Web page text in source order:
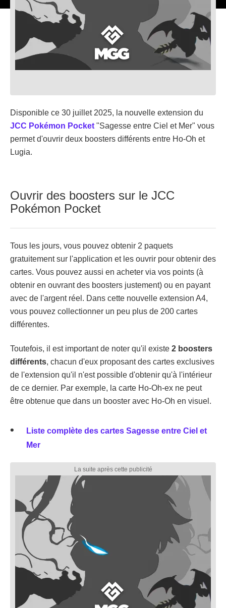
Disponible ce 30 juillet 2025, la nouvelle extension du
JCC Pokémon Pocket "Sagesse entre Ciel et Mer" vous
permet d'ouvrir deux boosters différents entre Ho-Oh et
Lugia.
Ouvrir des boosters sur le JCC
Pokémon Pocket
Tous les jours, vous pouvez obtenir 2 paquets
gratuitement sur l'application et les ouvrir pour obtenir des
cartes. Vous pouvez aussi en acheter via vos points (à
obtenir en ouvrant des boosters justement) ou en payant
avec de l'argent réel. Dans cette nouvelle extension A4,
vous pouvez collectionner un peu plus de 200 cartes
différentes.
Toutefois, il est important de noter qu'il existe 2 boosters
différents, chacun d'eux proposant des cartes exclusives
de l'extension qu'il n'est possible d'obtenir qu'à l'intérieur
de ce dernier. Par exemple, la carte Ho-Oh-ex ne peut
être obtenue que dans un booster avec Ho-Oh en visuel.
Liste complète des cartes Sagesse entre Ciel et
Mer